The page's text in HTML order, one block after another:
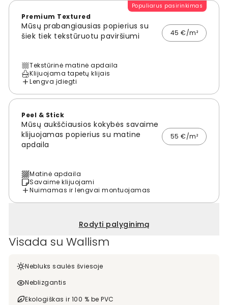
Populiarus pasirinkimas
Premium Textured
Mūsų prabangiausias popierius su
šiek tiek tekstūruotu paviršiumi
45 €/m²
Tekstūrinė matinė apdaila
Klijuojama tapetų klijais
Lengva įdiegti
Peel & Stick
Mūsų aukščiausios kokybės savaime
klijuojamas popierius su matine
apdaila
55 €/m²
Matinė apdaila
Savaime klijuojami
Nuimamas ir lengvai montuojamas
Rodyti palyginimą
Visada su Wallism
Nebluks saulės šviesoje
Neblizgantis
Ekologiškas ir 100 % be PVC